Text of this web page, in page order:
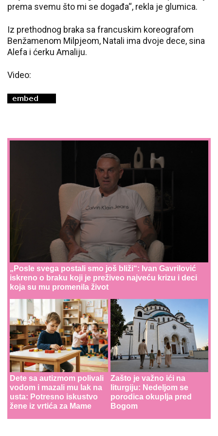
prema svemu što mi se događa“, rekla je glumica.
Iz prethodnog braka sa francuskim koreografom
Benžamenom Milpjeom, Natali ima dvoje dece, sina
Alefa i ćerku Amaliju.
Video:
„Posle svega postali smo još bliži“: Ivan Gavrilović
iskreno o braku koji je preživeo najveću krizu i deci
koja su mu promenila život
Dete sa autizmom polivali
vodom i mazali mu lak na
usta: Potresno iskustvo
žene iz vrtića za Mame
Zašto je važno ići na
liturgiju: Nedeljom se
porodica okuplja pred
Bogom